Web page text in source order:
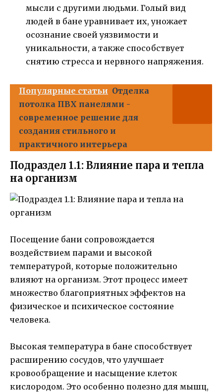
мысли с другими людьми. Голый вид
людей в бане уравнивает их, уножает
осознание своей уязвимости и
уникальности, а также способствует
снятию стресса и нервного напряжения.
Популярные статьи Отделка
потолка ПВХ панелями -
современное решение для
создания стильного и
практичного интерьера
Подраздел 1.1: Влияние пара и тепла
на организм
Посещение бани сопровождается
воздействием парами и высокой
температурой, которые положительно
влияют на организм. Этот процесс имеет
множество благоприятных эффектов на
физическое и психическое состояние
человека.
Высокая температура в бане способствует
расширению сосудов, что улучшает
кровообращение и насыщение клеток
кислородом. Это особенно полезно для мышц,